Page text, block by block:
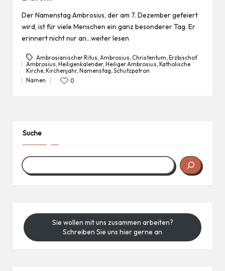
Der Namenstag Ambrosius, der am 7. Dezember gefeiert
wird, ist für viele Menschen ein ganz besonderer Tag. Er
erinnert nicht nur an…weiter lesen
Tags:
Ambrosianischer Ritus Ambrosius Christentum Erzbischof
Ambrosius Heiligenkalender, Heiliger Ambrosius Katholische
Kirche, Kirchenjahr, Namenstag Schutzpatron
Posted
Namen 0
Suche
Sie wollen mit uns zusammen arbeiten?
Schreiben Sie uns hier gerne an